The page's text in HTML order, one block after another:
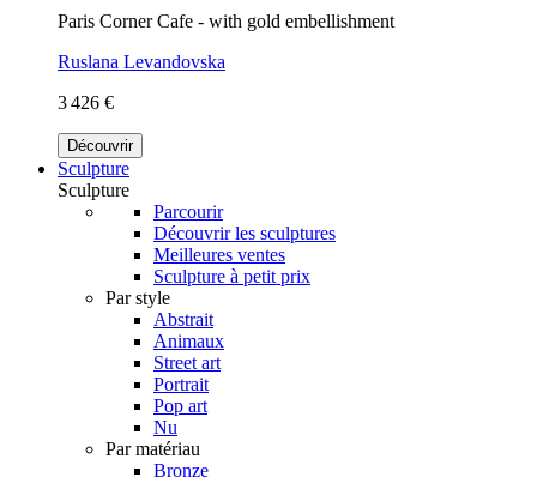
Paris Corner Cafe - with gold embellishment
Ruslana Levandovska
3 426 €
Découvrir
Sculpture
Sculpture
Parcourir
Découvrir les sculptures
Meilleures ventes
Sculpture à petit prix
Par style
Abstrait
Animaux
Street art
Portrait
Pop art
Nu
Par matériau
Bronze